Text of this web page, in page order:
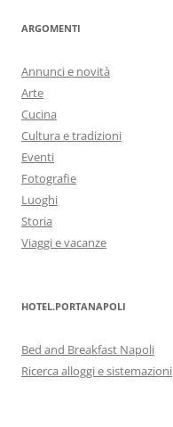
ARGOMENTI
Annunci e novità
Arte
Cucina
Cultura e tradizioni
Eventi
Fotografie
Luoghi
Storia
Viaggi e vacanze
HOTEL.PORTANAPOLI
Bed and Breakfast Napoli
Ricerca alloggi e sistemazioni